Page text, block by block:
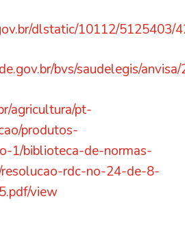
dlstatic/10112/5125403/
bvs/saudelegis/
agricultura/pt-
produtos-
1/biblioteca-de-normas-
rdc-no-24-de-8-
view